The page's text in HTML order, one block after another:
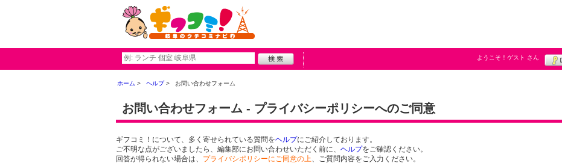
ようこそ！ ゲスト さん
ホーム ヘルプ お問い合わせフォーム
お問い合わせフォーム - プライバシーポリシーへのご同意
ギフコミ！について、多く寄せられている質問をヘルプにご紹介しております。
ご不明な点がございましたら、編集部にお問い合わせいただく前に、 ヘルプをご確認ください。
回答が得られない場合は、 プライバシポリシーにご同意の上、ご質問内容をご入力ください。